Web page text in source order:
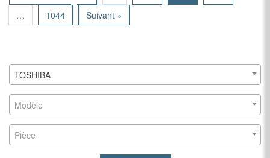
…
1044 Suivant »
TOSHIBA
Modèle
Pièce